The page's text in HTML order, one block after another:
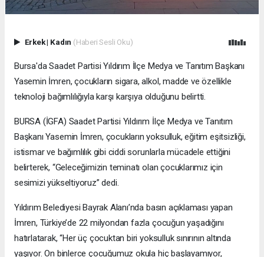
Erkek| Kadın (Haberi Sesli Oku)
Bursa'da Saadet Partisi Yıldırım İlçe Medya ve Tanıtım Başkanı
Yasemin İmren, çocukların sigara, alkol, madde ve özellikle
teknoloji bağımlılığıyla karşı karşıya olduğunu belirtti.
BURSA (İGFA) Saadet Partisi Yıldırım İlçe Medya ve Tanıtım
Başkanı Yasemin İmren, çocukların yoksulluk, eğitim eşitsizliği,
istismar ve bağımlılık gibi ciddi sorunlarla mücadele ettiğini
belirterek, “Geleceğimizin teminatı olan çocuklarımız için
sesimizi yükseltiyoruz” dedi.
Yıldırım Belediyesi Bayrak Alanı’nda basın açıklaması yapan
İmren, Türkiye’de 22 milyondan fazla çocuğun yaşadığını
hatırlatarak, “Her üç çocuktan biri yoksulluk sınırının altında
yaşıyor. On binlerce çocuğumuz okula hiç başlayamıyor,